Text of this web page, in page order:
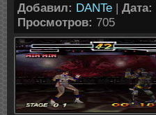
Добавил: DANTe | Дата:
Просмотров: 705